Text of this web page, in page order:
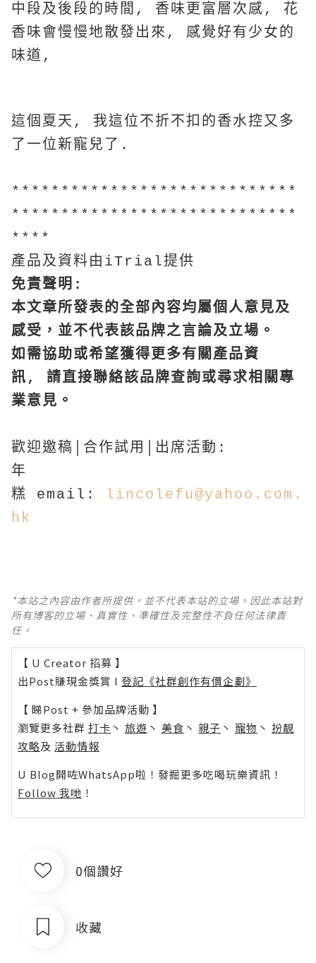
中段及後段的時間, 香味更富層次感, 花
香味會慢慢地散發出來, 感覺好有少女的
味道,
這個夏天, 我這位不折不扣的香水控又多
了一位新寵兒了.
*****************************
*****************************
****
產品及資料由iTrial提供
免責聲明:
本文章所發表的全部內容均屬個人意見及
感受，並不代表該品牌之言論及立場。
如需協助或希望獲得更多有關產品資
訊, 請直接聯絡該品牌查詢或尋求相關專
業意見。
歡迎邀稿│合作試用│出席活動:
年
糕 email: lincolefu@yahoo.com.
hk
*本站之內容由作者所提供，並不代表本站的立場。因此本站對
所有博客的立場、真實性、準確性及完整性不負任何法律責
任。
【 U Creator 招募 】
出Post賺現金獎賞 l 登記《社群創作有價企劃》
【 睇Post + 參加品牌活動 】
瀏覽更多社群 打卡 丶 旅遊 丶 美食 丶 親子 丶 寵物 丶 扮靚
攻略及 活動情報
U Blog開咗WhatsApp啦！發掘更多吃喝玩樂資訊！
Follow 我哋 ！
0個讚好
收藏